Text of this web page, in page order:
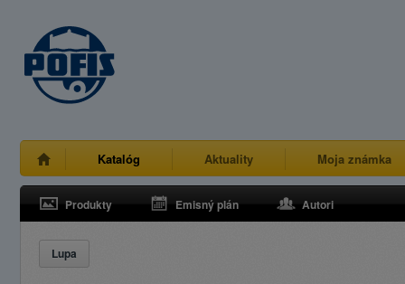
Katalóg Aktuality Moja známka
Produkty Emisný plán Autori
Lupa